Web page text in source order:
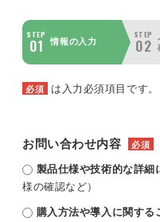
STEP
01 情報の入力
STEP
02
必須 は入力必須項目です。
お問い合わせ内容 必須
製品仕様や技術的な詳細
様の確認など）
購入方法や導入に関する